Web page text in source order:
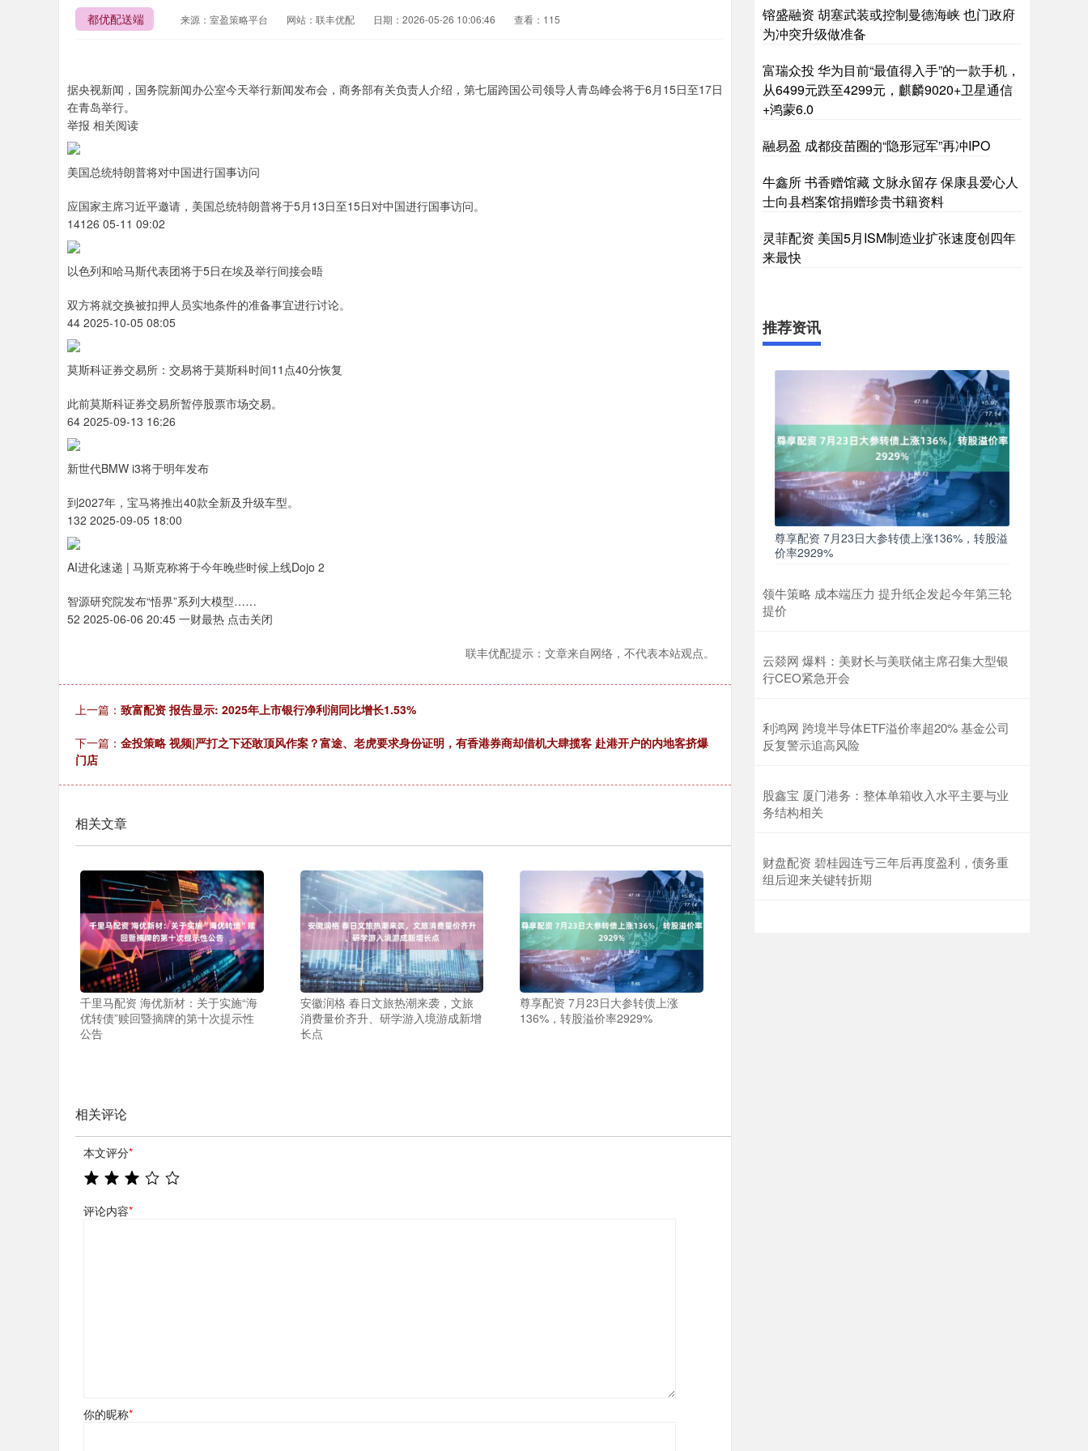
都优配送端 来源：室盈策略平台 网站：联丰优配 日期：2026-05-26 10:06:46 查看：115
据央视新闻，国务院新闻办公室今天举行新闻发布会，商务部有关负责人介绍，第七届跨国公司领导人青岛峰会将于6月15日至17日
在青岛举行。
举报 相关阅读
美国总统特朗普将对中国进行国事访问
应国家主席习近平邀请，美国总统特朗普将于5月13日至15日对中国进行国事访问。
14126 05-11 09:02
以色列和哈马斯代表团将于5日在埃及举行间接会晤
双方将就交换被扣押人员实地条件的准备事宜进行讨论。
44 2025-10-05 08:05
莫斯科证券交易所：交易将于莫斯科时间11点40分恢复
此前莫斯科证券交易所暂停股票市场交易。
64 2025-09-13 16:26
新世代BMW i3将于明年发布
到2027年，宝马将推出40款全新及升级车型。
132 2025-09-05 18:00
AI进化速递 | 马斯克称将于今年晚些时候上线Dojo 2
智源研究院发布“悟界”系列大模型……
52 2025-06-06 20:45 一财最热 点击关闭
联丰优配提示：文章来自网络，不代表本站观点。
上一篇： 致富配资 报告显示: 2025年上市银行净利润同比增长1.53%
下一篇： 金投策略 视频|严打之下还敢顶风作案？富途、老虎要求身份证明，有香港券商却借机大肆揽客 赴港开户的内地客挤爆
门店
相关文章
千里马配资 海优新材：关于实施“海
优转债”赎回暨摘牌的第十次提示性
公告
安徽润格 春日文旅热潮来袭，文旅
消费量价齐升、研学游入境游成新增
长点
尊享配资 7月23日大参转债上涨
136%，转股溢价率2929%
相关评论
本文评分*
评论内容*
你的昵称*
镕盛融资 胡塞武装或控制曼德海峡 也门政府
为冲突升级做准备
富瑞众投 华为目前“最值得入手”的一款手机，
从6499元跌至4299元，麒麟9020+卫星通信
+鸿蒙6.0
融易盈 成都疫苗圈的“隐形冠军”再冲IPO
牛鑫所 书香赠馆藏 文脉永留存 保康县爱心人
士向县档案馆捐赠珍贵书籍资料
灵菲配资 美国5月ISM制造业扩张速度创四年
来最快
推荐资讯
尊享配资 7月23日大参转债上涨136%，转股溢
价率2929%
领牛策略 成本端压力 提升纸企发起今年第三轮
提价
云燚网 爆料：美财长与美联储主席召集大型银
行CEO紧急开会
利鸿网 跨境半导体ETF溢价率超20% 基金公司
反复警示追高风险
股鑫宝 厦门港务：整体单箱收入水平主要与业
务结构相关
财盘配资 碧桂园连亏三年后再度盈利，债务重
组后迎来关键转折期